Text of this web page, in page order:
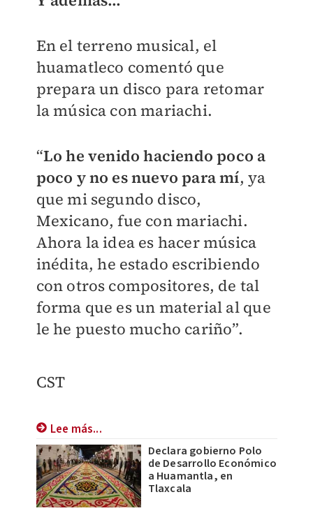
En el terreno musical, el
huamatleco comentó que
prepara un disco para retomar
la música con mariachi.
“Lo he venido haciendo poco a
poco y no es nuevo para mí, ya
que mi segundo disco,
Mexicano, fue con mariachi.
Ahora la idea es hacer música
inédita, he estado escribiendo
con otros compositores, de tal
forma que es un material al que
le he puesto mucho cariño”.
CST
Lee más...
Declara gobierno Polo
de Desarrollo Económico
a Huamantla, en
Tlaxcala